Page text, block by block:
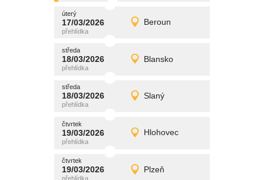
úterý
17/03/2026 Beroun
úterý
17/03/2026 Detail
promítání
středa
18/03/2026 Blansko
středa
18/03/2026 Detail
promítání
středa
18/03/2026 Slaný
středa
18/03/2026 Detail
promítání
čtvrtek
19/03/2026 Hlohovec
čtvrtek
19/03/2026 Detail
promítání
čtvrtek
19/03/2026 Plzeň
19/03/2026 Detail
promítání